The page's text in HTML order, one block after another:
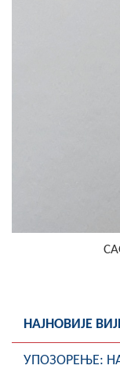
НАЈНОВИЈЕ
УПОЗОРЕЊЕ: